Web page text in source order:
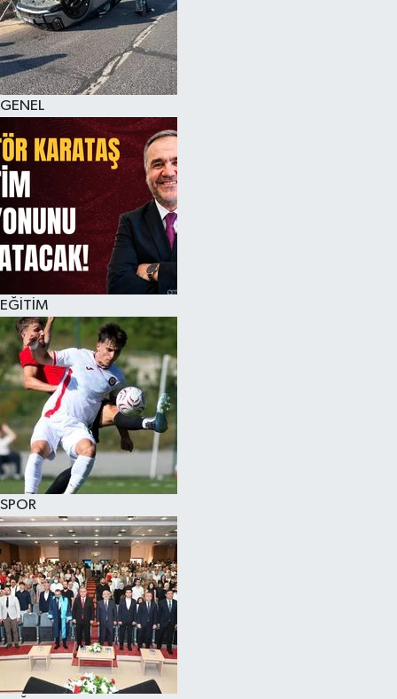
GENEL
EĞİTİM
SPOR
KÜLTÜR SANAT
MAGAZİN
SAĞLIK
SİYASET
SPOR
TEKNOLOJİ
VİZYONDAKİLER
YAŞAM